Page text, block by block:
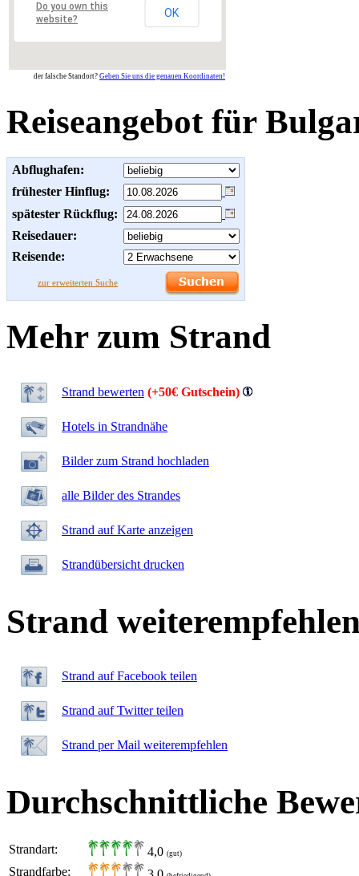
Do you own this
website?
OK
der falsche Standort? Geben Sie uns die genauen Koordinaten!
Reiseangebot für
Abflughafen:
frühester Hinflug:
spätester Rückflug:
Reisedauer:
Reisende:
zur erweiterten Suche
Mehr zum Strand
Strand bewerten (+50€ Gutschein)
Hotels in Strandnähe
Bilder zum Strand hochladen
alle Bilder des Strandes
Strand auf Karte anzeigen
Strandübersicht drucken
Strand
Strand auf Facebook teilen
Strand auf Twitter teilen
Strand per Mail weiterempfehlen
Durchschnittliche
Strandart: 4,0 (gut)
Strandfarbe: